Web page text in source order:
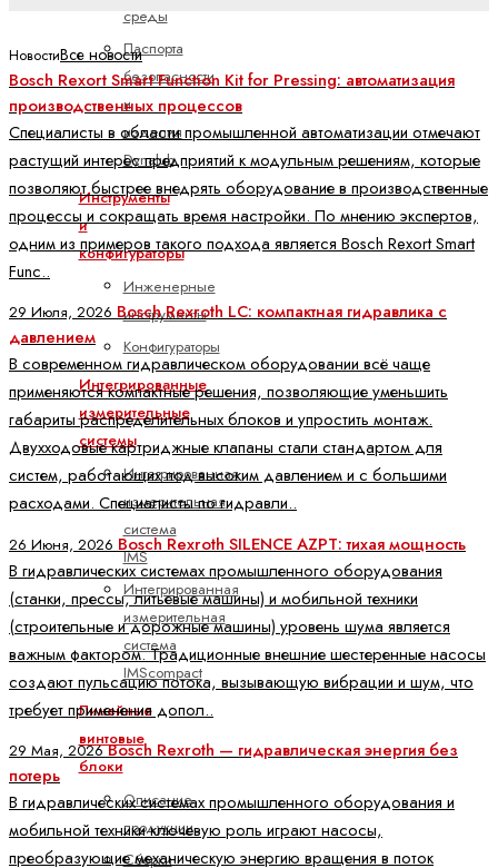
среды
Паспорта
безопасности
и
изделия
Dynalub
Инструменты
и
конфигураторы
Инженерные
инструменты
Конфигураторы
Интегрированные
измерительные
системы
Интегрированная
измерительная
система
IMS
Интегрированная
измерительная
система
IMScompact
Линейные
винтовые
блоки
Описание
продукции
Сборки
НовостиВсе новости
Bosch Rexort Smart Function Kit for Pressing: автоматизация
производственных процессов
Специалисты в области промышленной автоматизации отмечают
растущий интерес предприятий к модульным решениям, которые
позволяют быстрее внедрять оборудование в производственные
процессы и сокращать время настройки. По мнению экспертов,
одним из примеров такого подхода является Bosch Rexort Smart
Func..
29 Июля, 2026 Bosch Rexroth LC: компактная гидравлика с
давлением
В современном гидравлическом оборудовании всё чаще
применяются компактные решения, позволяющие уменьшить
габариты распределительных блоков и упростить монтаж.
Двухходовые картриджные клапаны стали стандартом для
систем, работающих под высоким давлением и с большими
расходами. Специалисты по гидравли..
26 Июня, 2026 Bosch Rexroth SILENCE AZPT: тихая мощность
В гидравлических системах промышленного оборудования
(станки, прессы, литьевые машины) и мобильной техники
(строительные и дорожные машины) уровень шума является
важным фактором. Традиционные внешние шестеренные насосы
создают пульсацию потока, вызывающую вибрации и шум, что
требует применения допол..
29 Мая, 2026Bosch Rexroth — гидравлическая энергия без
потерь
В гидравлических системах промышленного оборудования и
мобильной техники ключевую роль играют насосы,
преобразующие механическую энергию вращения в поток